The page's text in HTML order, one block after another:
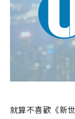
就算不喜歡《新